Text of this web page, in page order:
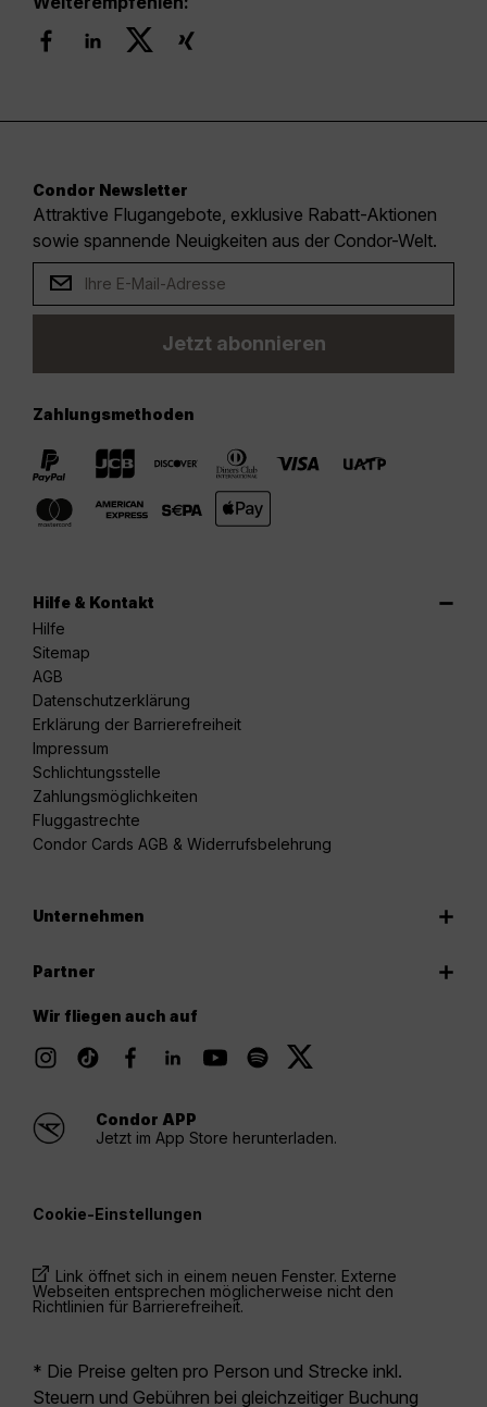
Condor Newsletter
Attraktive Flugangebote, exklusive Rabatt-Aktionen
sowie spannende Neuigkeiten aus der Condor-Welt.
Jetzt abonnieren
Zahlungsmethoden
Hilfe & Kontakt
Hilfe
Sitemap
AGB
Datenschutzerklärung
Erklärung der Barrierefreiheit
Impressum
Schlichtungsstelle
Zahlungsmöglichkeiten
Fluggastrechte
Condor Cards AGB & Widerrufsbelehrung
Unternehmen
Partner
Wir fliegen auch auf
Condor APP
Jetzt im App Store herunterladen.
Cookie-Einstellungen
Link öffnet sich in einem neuen Fenster. Externe
Webseiten entsprechen möglicherweise nicht den
Richtlinien für Barrierefreiheit.
* Die Preise gelten pro Person und Strecke inkl.
Steuern und Gebühren bei gleichzeitiger Buchung